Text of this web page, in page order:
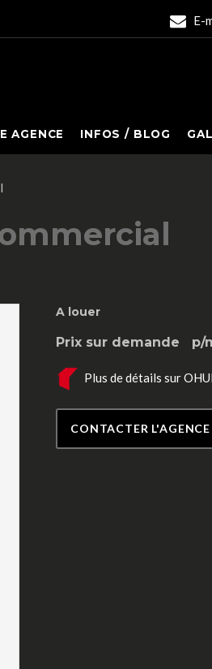
E-
AGENCE INFOS / BLOG
A louer
Prix sur demande p/
Plus de détails sur
CONTACTER L'AGENCE